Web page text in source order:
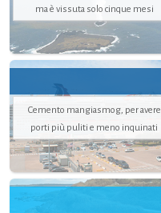
ma è vissuta solo cinque mesi
Cemento mangiasmog, per avere
porti più puliti e meno inquinati